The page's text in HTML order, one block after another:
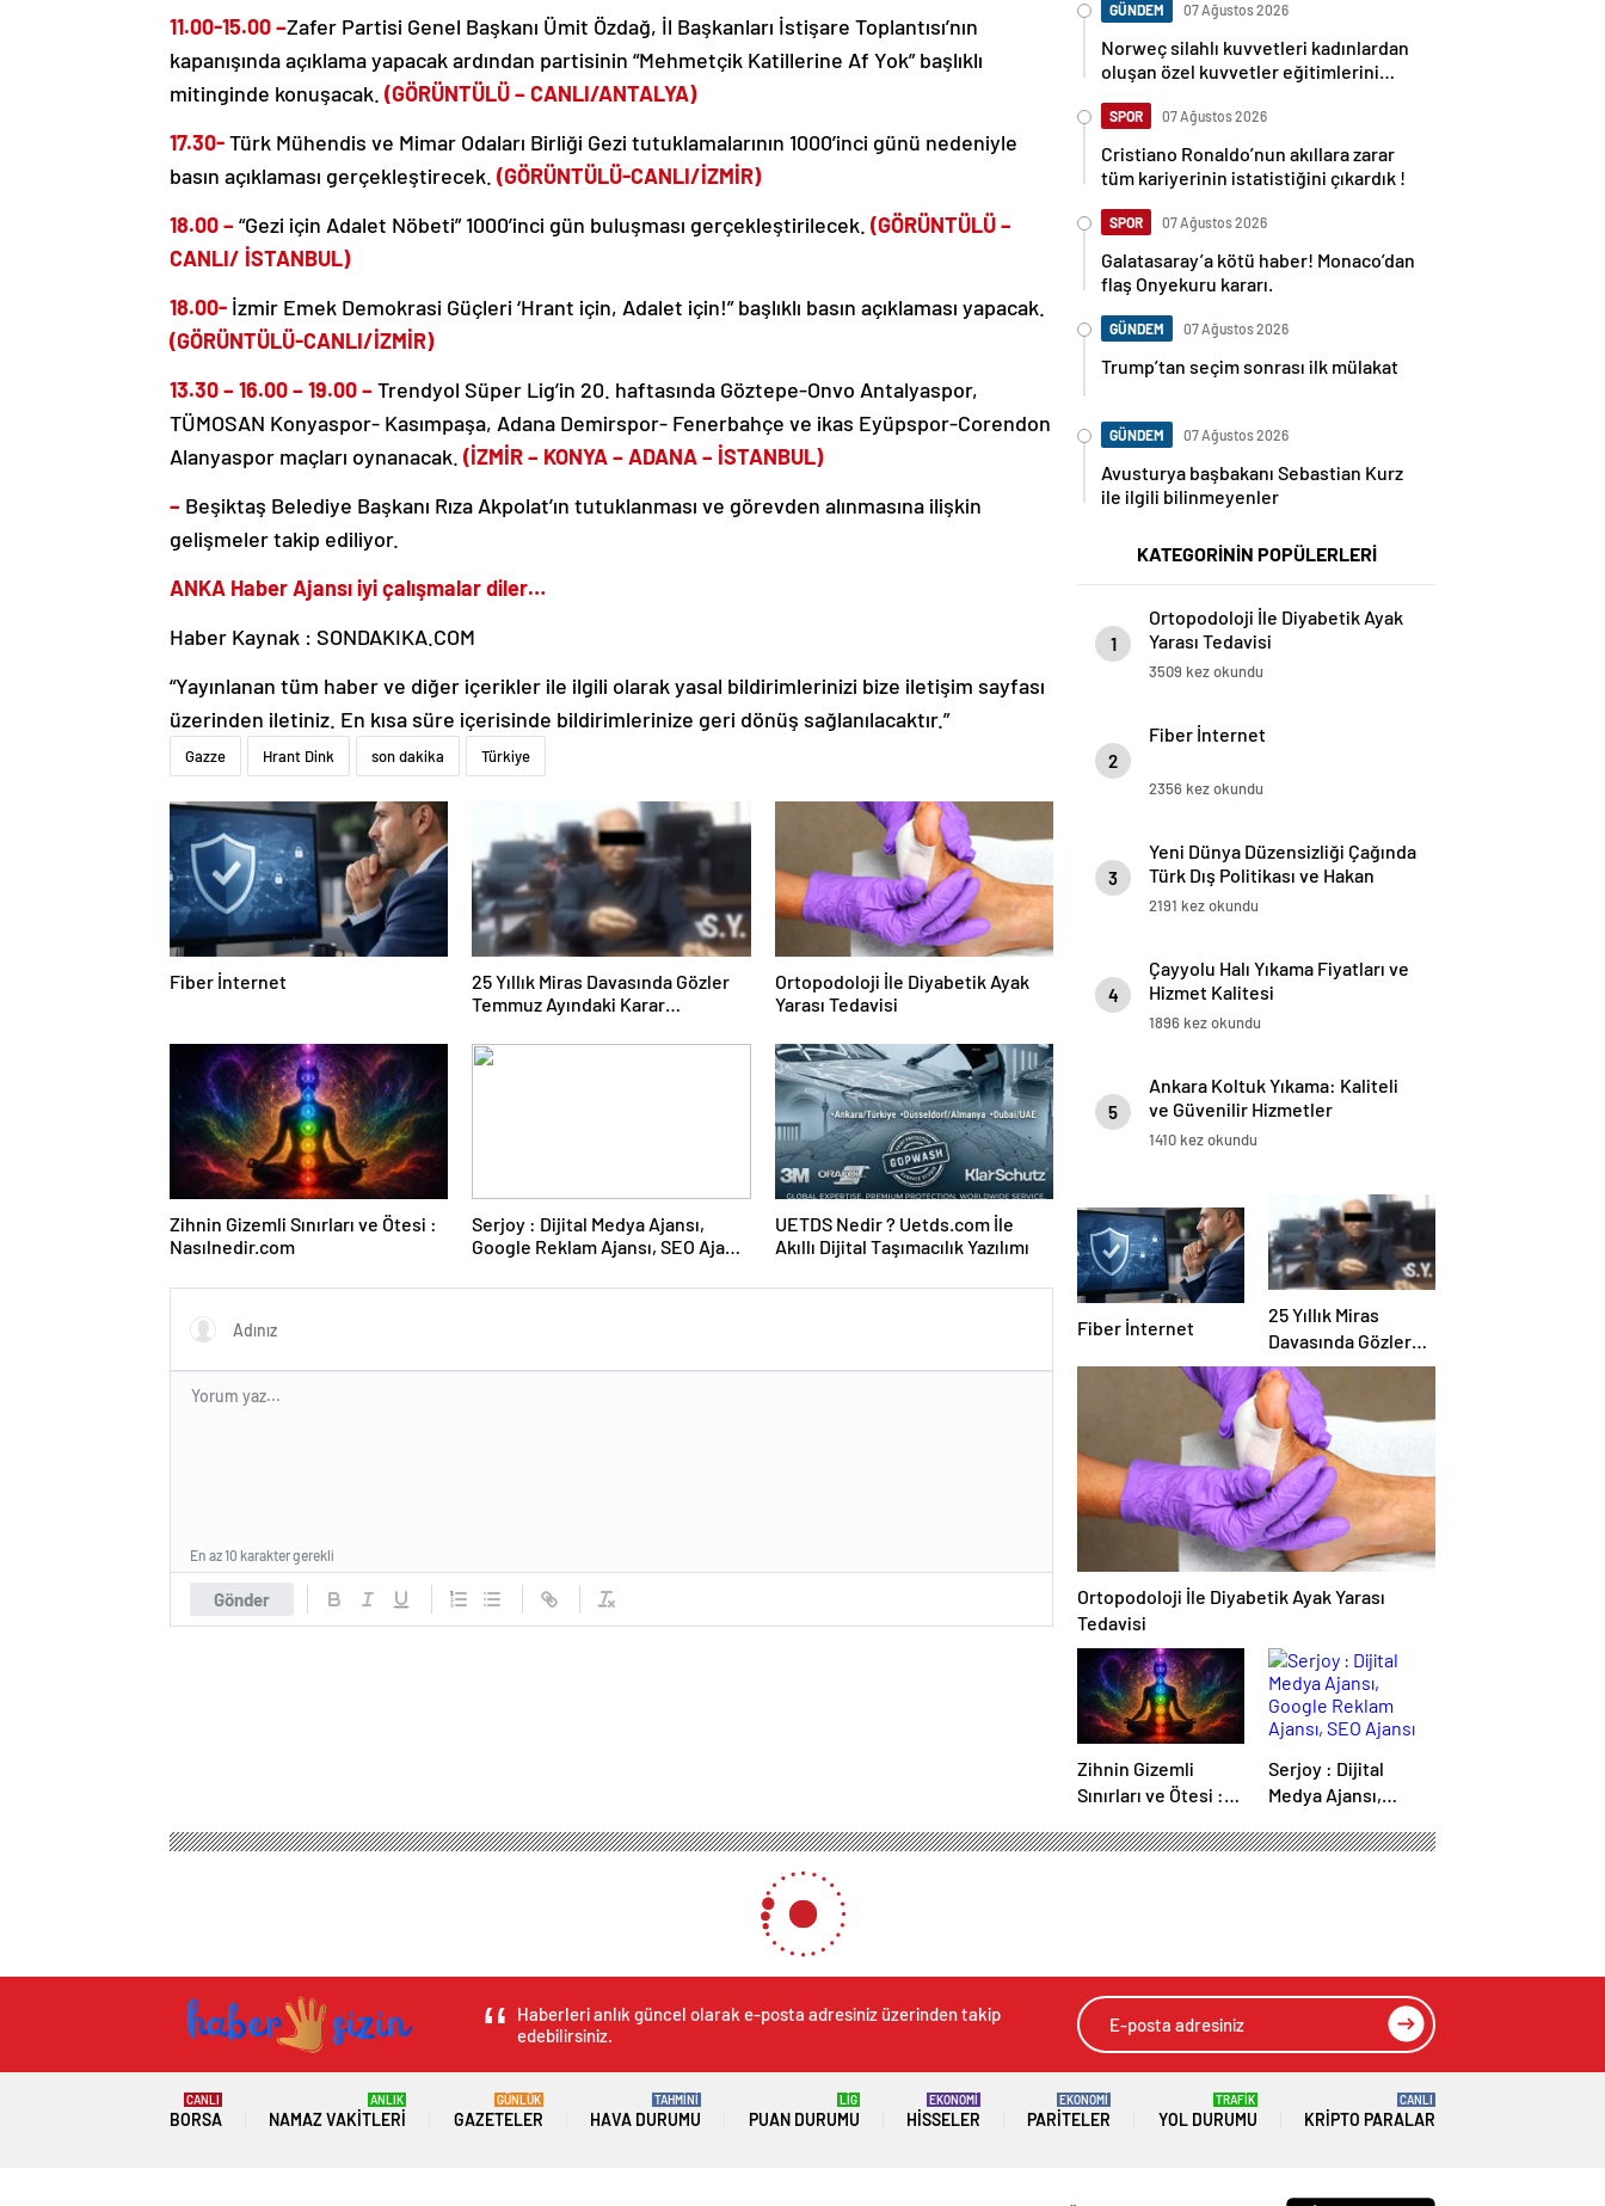
11.00-15.00 –Zafer Partisi Genel Başkanı Ümit Özdağ, İl Başkanları İstişare Toplantısı’nın
kapanışında açıklama yapacak ardından partisinin “Mehmetçik Katillerine Af Yok” başlıklı
mitinginde konuşacak. (GÖRÜNTÜLÜ – CANLI/ANTALYA)
17.30-Türk Mühendis ve Mimar Odaları Birliği Gezi tutuklamalarının 1000’inci günü nedeniyle
basın açıklaması gerçekleştirecek. (GÖRÜNTÜLÜ-CANLI/İZMİR)
18.00 – “Gezi için Adalet Nöbeti” 1000’inci gün buluşması gerçekleştirilecek. (GÖRÜNTÜLÜ –
CANLI/ İSTANBUL)
18.00- İzmir Emek Demokrasi Güçleri ‘Hrant için, Adalet için!” başlıklı basın açıklaması yapacak.
(GÖRÜNTÜLÜ-CANLI/İZMİR)
13.30 – 16.00 – 19.00 – Trendyol Süper Lig’in 20. haftasında Göztepe-Onvo Antalyaspor,
TÜMOSAN Konyaspor- Kasımpaşa, Adana Demirspor- Fenerbahçe ve ikas Eyüpspor-Corendon
Alanyaspor maçları oynanacak. (İZMİR – KONYA – ADANA – İSTANBUL)
– Beşiktaş Belediye Başkanı Rıza Akpolat’ın tutuklanması ve görevden alınmasına ilişkin
gelişmeler takip ediliyor.
ANKA Haber Ajansı iyi çalışmalar diler…
Haber Kaynak : SONDAKIKA.COM
“Yayınlanan tüm haber ve diğer içerikler ile ilgili olarak yasal bildirimlerinizi bize iletişim sayfası
üzerinden iletiniz. En kısa süre içerisinde bildirimlerinize geri dönüş sağlanılacaktır.”
Gazze Hrant Dink son dakika Türkiye
Fiber İnternet
25 Yıllık Miras Davasında Gözler
Temmuz Ayındaki Karar
Ortopodoloji İle Diyabetik Ayak
Yarası Tedavisi
Zihnin Gizemli Sınırları ve Ötesi :
Nasılnedir.com
Serjoy : Dijital Medya Ajansı,
Google Reklam Ajansı, SEO Ajansı
UETDS Nedir ? Uetds.com İle
Akıllı Dijital Taşımacılık Yazılımı
Gönder
En az 10 karakter gerekli
GÜNDEM 07 Ağustos 2026
Norweç silahlı kuvvetleri kadınlardan
oluşan özel kuvvetler eğitimlerini
SPOR 07 Ağustos 2026
Cristiano Ronaldo’nun akıllara zarar
tüm kariyerinin istatistiğini çıkardık !
SPOR 07 Ağustos 2026
Galatasaray’a kötü haber! Monaco’dan
flaş Onyekuru kararı.
GÜNDEM 07 Ağustos 2026
Trump’tan seçim sonrası ilk mülakat
GÜNDEM 07 Ağustos 2026
Avusturya başbakanı Sebastian Kurz
ile ilgili bilinmeyenler
KATEGORİNİN POPÜLERLERİ
1
Ortopodoloji İle Diyabetik Ayak
Yarası Tedavisi
3509 kez okundu
2
Fiber İnternet
2356 kez okundu
3
Yeni Dünya Düzensizliği Çağında
Türk Dış Politikası ve Hakan
Fidan Faktörü
2191 kez okundu
4
Çayyolu Halı Yıkama Fiyatları ve
Hizmet Kalitesi
1896 kez okundu
5
Ankara Koltuk Yıkama: Kaliteli
ve Güvenilir Hizmetler
1410 kez okundu
Fiber İnternet
25 Yıllık Miras
Davasında Gözler
Temmuz Ayındaki
Karar Duruşmasına
Çevrildi
Ortopodoloji İle Diyabetik Ayak Yarası
Tedavisi
Zihnin Gizemli
Sınırları ve Ötesi :
Serjoy : Dijital
Medya Ajansı,
Ajansı, SEO Ajansı
Haberleri anlık güncel olarak e-posta adresiniz üzerinden takip
edebilirsiniz.
BORSA
CANLI
NAMAZ VAKITLERI
ANLIK
GAZETELER
GÜNLÜK
HAVA DURUMU
TAHMİNİ
PUAN DURUMU
LİG
HISSELER
EKONOMİ
PARITELER
EKONOMİ
YOL DURUMU
TRAFİK
KRIPTO PARALAR
CANLI